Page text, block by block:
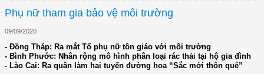
Phụ nữ tham gia bảo vệ môi trường
09/09/2020
- Đồng Tháp: Ra mắt Tổ phụ nữ tôn giáo với môi trường
- Bình Phước: Nhân rộng mô hình phân loại rác thải tại hộ gia đình
- Lào Cai: Ra quân làm hai tuyến đường hoa “Sắc mới thôn quê”